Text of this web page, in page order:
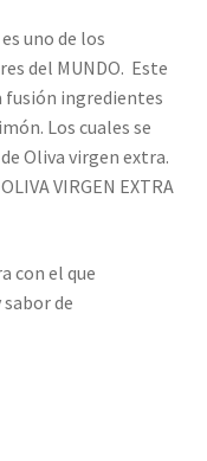
uno de los
del MUNDO. Este
fusión ingredientes
Los cuales se
Oliva virgen extra.
VIRGEN EXTRA
con el que
de